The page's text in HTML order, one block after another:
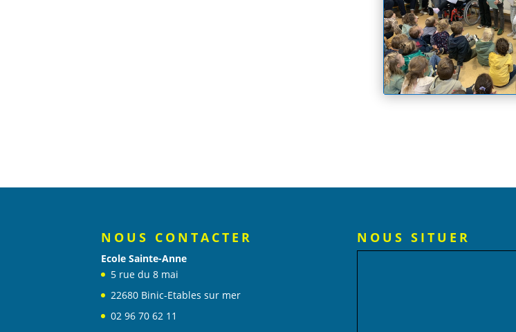
NOUS CONTACTER
Ecole Sainte-Anne
5 rue du 8 mai
22680 Binic-Etables sur mer
02 96 70 62 11
NOUS SITUER